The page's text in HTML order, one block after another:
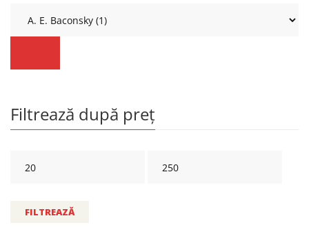
Filtrează după preț
FILTREAZĂ